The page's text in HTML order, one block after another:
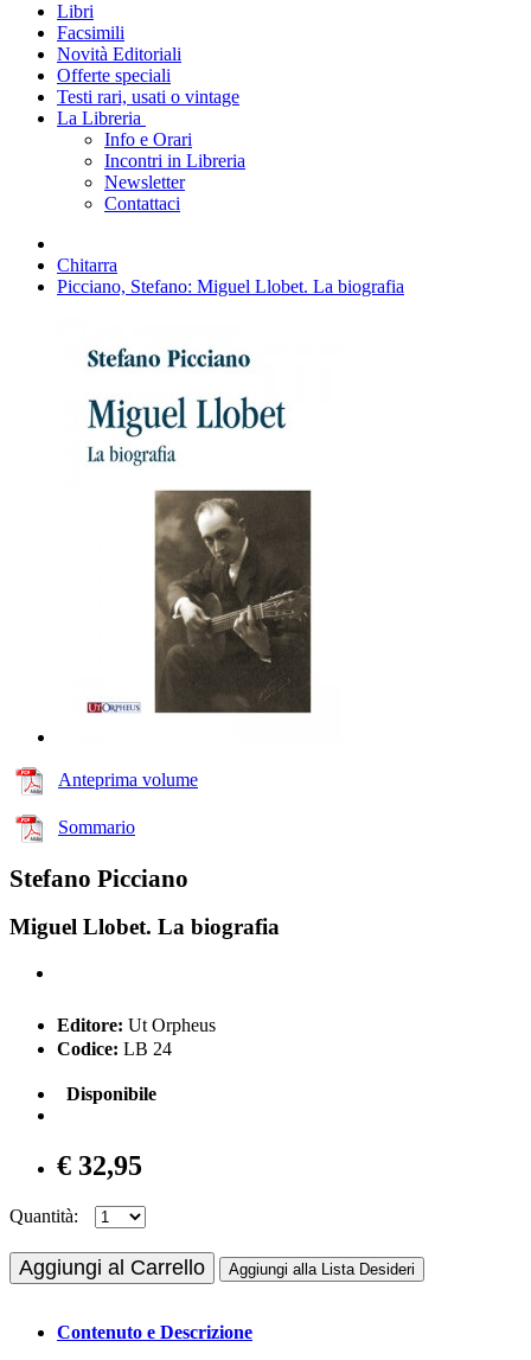
Libri
Facsimili
Novità Editoriali
Offerte speciali
Testi rari, usati o vintage
La Libreria
Info e Orari
Incontri in Libreria
Newsletter
Contattaci
Chitarra
Picciano, Stefano: Miguel Llobet. La biografia
Anteprima volume
Sommario
Stefano Picciano
Miguel Llobet. La biografia
Editore: Ut Orpheus
Codice: LB 24
Disponibile
€ 32,95
Quantità:
Aggiungi al Carrello Aggiungi alla Lista Desideri
Contenuto e Descrizione